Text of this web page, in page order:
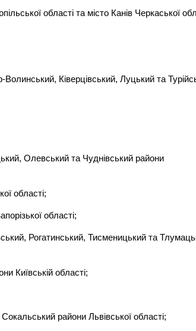
області та місто Канів Черкаської
Ківерцівський, Луцький та
Олевський та Чуднівський райони
області;
області;
Рогатинський, Тисменицький та
Київській області;
райони Львівської області;